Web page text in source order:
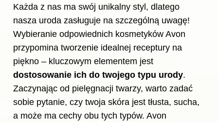
Każda z nas ma swój unikalny styl, dlatego
nasza uroda zasługuje na szczególną uwagę!
Wybieranie odpowiednich kosmetyków Avon
przypomina tworzenie idealnej receptury na
piękno – kluczowym elementem jest
dostosowanie ich do twojego typu urody.
Zaczynając od pielęgnacji twarzy, warto zadać
sobie pytanie, czy twoja skóra jest tłusta, sucha,
a może ma cechy obu tych typów. Avon